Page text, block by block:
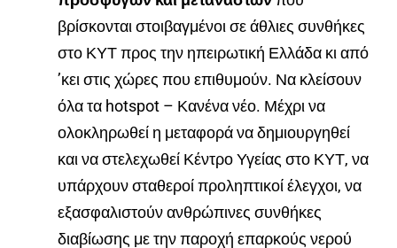
βρίσκονται στοιβαγμένοι σε άθλιες συνθήκες
στο ΚΥΤ προς την ηπειρωτική Ελλάδα κι από
’κει στις χώρες που επιθυμούν. Να κλείσουν
όλα τα hotspot – Κανένα νέο. Μέχρι να
ολοκληρωθεί η μεταφορά να δημιουργηθεί
και να στελεχωθεί Κέντρο Υγείας στο ΚΥΤ, να
υπάρχουν σταθεροί προληπτικοί έλεγχοι, να
εξασφαλιστούν ανθρώπινες συνθήκες
διαβίωσης με την παροχή επαρκούς νερού